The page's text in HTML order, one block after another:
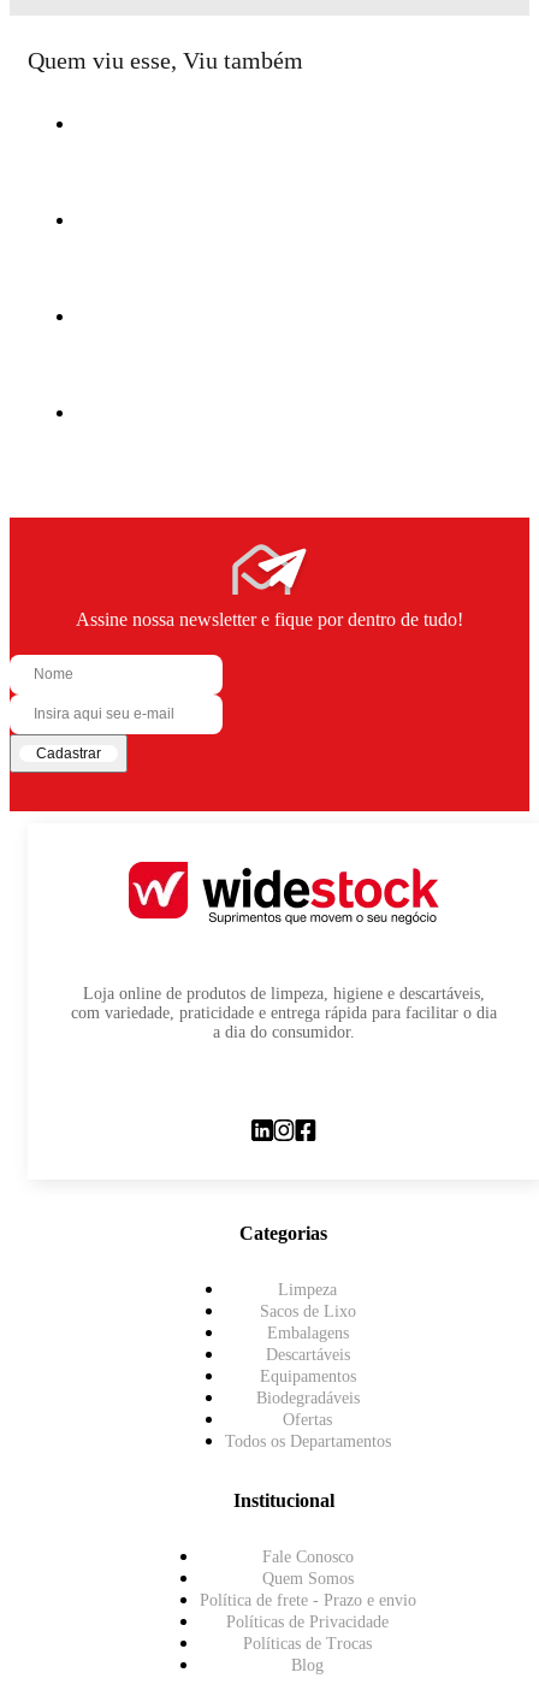
Quem viu esse, Viu também
Assine nossa newsletter e fique por dentro de tudo!
Cadastrar
Loja online de produtos de limpeza, higiene e descartáveis,
com variedade, praticidade e entrega rápida para facilitar o dia
a dia do consumidor.
Categorias
Limpeza
Sacos de Lixo
Embalagens
Descartáveis
Equipamentos
Biodegradáveis
Ofertas
Todos os Departamentos
Institucional
Fale Conosco
Quem Somos
Política de frete - Prazo e envio
Políticas de Privacidade
Políticas de Trocas
Blog